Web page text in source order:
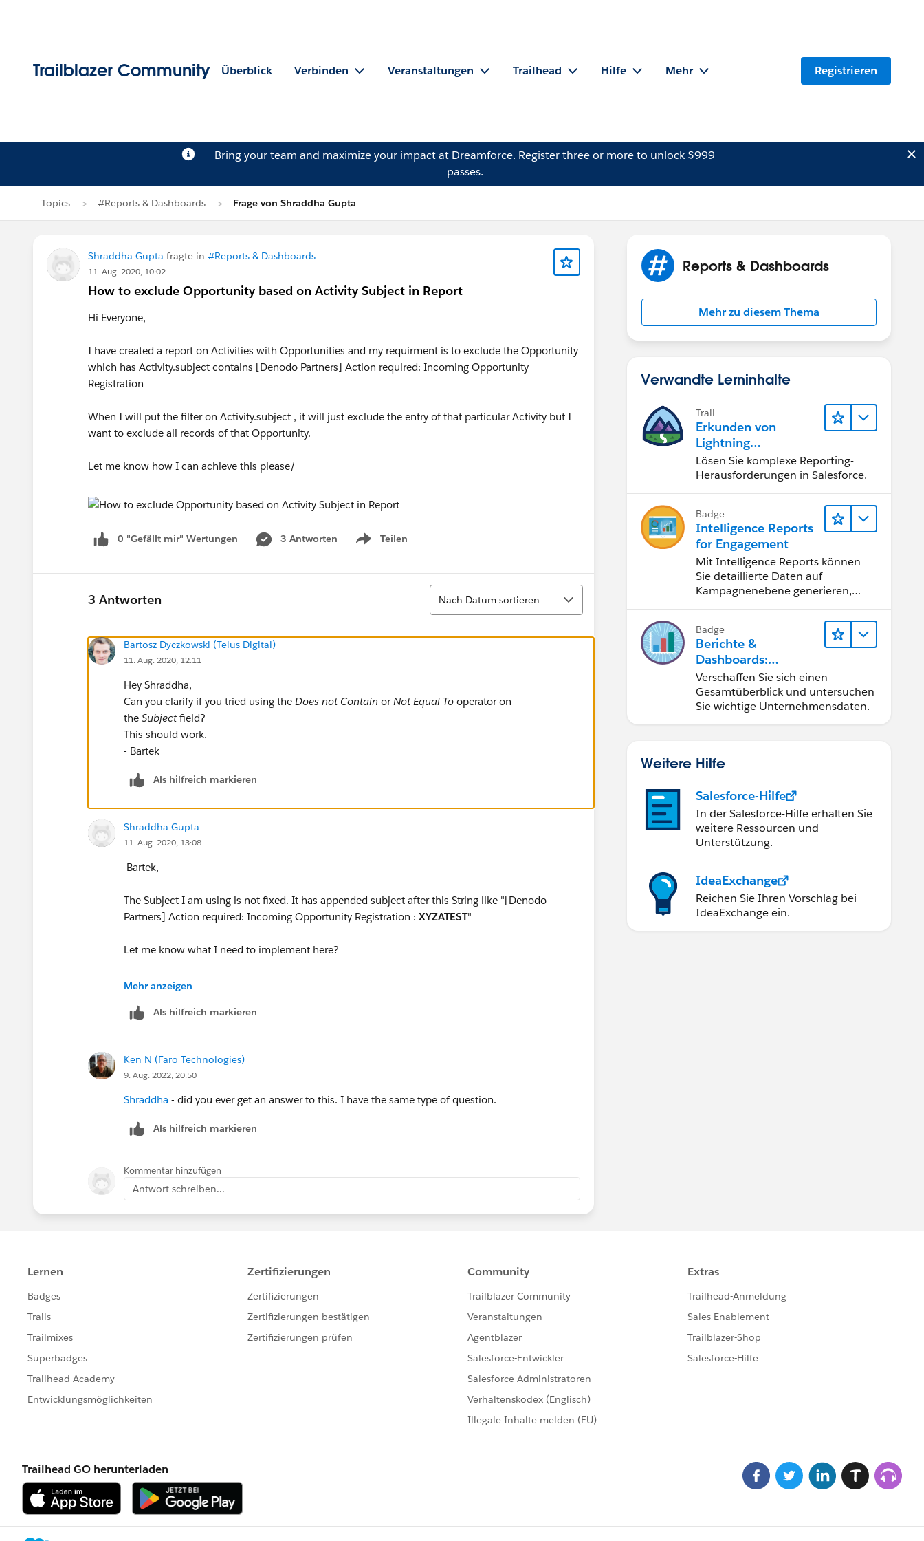
Trailblazer Community Überblick Verbinden Veranstaltungen Trailhead Hilfe Mehr Registrieren
Bring your team and maximize your impact at Dreamforce. Registerthree or more to unlock $999
passes.
Topics #Reports & Dashboards Frage von Shraddha Gupta
Shraddha Gupta fragte in #Reports & Dashboards
11. Aug. 2020, 10:02
How to exclude Opportunity based on Activity Subject in Report
Hi Everyone,
I have created a report on Activities with Opportunities and my requirment is to exclude the Opportunity
which has Activity.subject contains [Denodo Partners] Action required: Incoming Opportunity
Registration
When I will put the filter on Activity.subject , it will just exclude the entry of that particular Activity but I
want to exclude all records of that Opportunity.
Let me know how I can achieve this please/
0 "Gefällt mir"-Wertungen 3 Antworten Teilen
Show menu
3 Antworten
Sortieren
Nach Datum sortieren
Bartosz Dyczkowski (Telus Digital)
11. Aug. 2020, 12:11
Hey Shraddha,
Can you clarify if you tried using the Does not Contain orNot Equal To operator on
the Subjectfield?
This should work.
- Bartek
Als hilfreich markieren
Shraddha Gupta
11. Aug. 2020, 13:08
Bartek,
The Subject I am using is not fixed. It has appended subject after this String like "[Denodo
Partners] Action required: Incoming Opportunity Registration : XYZATEST"
Let me know what I need to implement here?
Thanks!
Mehr anzeigen
Als hilfreich markieren
Ken N (Faro Technologies)
9. Aug. 2022, 20:50
Shraddha - did you ever get an answer to this. I have the same type of question.
Als hilfreich markieren
Kommentar hinzufügen
Antwort schreiben...
Reports & Dashboards
Mehr zu diesem Thema
Verwandte Lerninhalte
Trail
Erkunden von
Lightning
Experience-
Berichten & -
Dashboards
Lösen Sie komplexe Reporting-
Herausforderungen in Salesforce.
Badge
Intelligence Reports
for Engagement
Mit Intelligence Reports können
Sie detaillierte Daten auf
Kampagnenebene generieren,
Badge
Berichte &
Dashboards:
Schnelleinstieg
Verschaffen Sie sich einen
Gesamtüberblick und untersuchen
Sie wichtige Unternehmensdaten.
Weitere Hilfe
Salesforce-Hilfe
In der Salesforce-Hilfe erhalten Sie
weitere Ressourcen und
Unterstützung.
IdeaExchange
Reichen Sie Ihren Vorschlag bei
IdeaExchange ein.